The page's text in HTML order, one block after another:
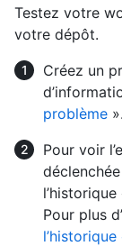
Testez votre
votre dépôt.
Créez un
problème ».
Pour voir
Pour plus